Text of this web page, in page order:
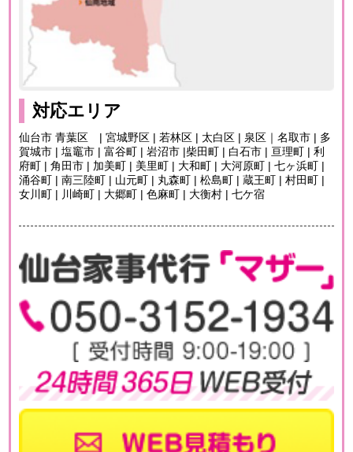
対応エリア
仙台市 青葉区 | 宮城野区 | 若林区 | 太白区 | 泉区｜名取市 | 多
賀城市 | 塩竈市 | 富谷町 | 岩沼市 |柴田町 | 白石市 | 亘理町 | 利
府町 | 角田市 | 加美町 | 美里町 | 大和町 | 大河原町 | 七ヶ浜町 |
涌谷町 | 南三陸町 | 山元町 | 丸森町 | 松島町 | 蔵王町 | 村田町 |
女川町 | 川崎町 | 大郷町 | 色麻町 | 大衡村 | 七ケ宿